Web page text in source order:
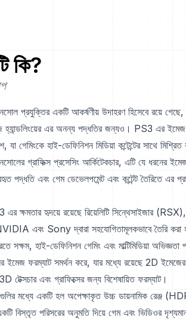
কি?
প্রযুক্তির একটি আকর্ষণীয় উদাহরণ হিসেবে রয়ে গেছে,
হ্যান্ডলিংয়ের এর অনন্য পদ্ধতির জন্যও। PS3 এর ইমেজ
গেমিংকে হাই-ডেফিনিশন মিডিয়া কন্টেন্টের সাথে
গ্রাফিক্স প্রসেসিং আর্কিটেকচার, এটি যে ধরনের
পদ্ধতি এবং গেম ডেভেলপমেন্ট এবং কন্টেন্ট তৈরিতে এর
ক্ষমতার হৃদয়ে রয়েছে রিয়েলিটি সিন্থেসাইজার (RSX),
এবং Sony দ্বারা সহযোগিতামূলকভাবে তৈরি
সক্ষম, হাই-ডেফিনিশন গেমিং এবং মাল্টিমিডিয়া
ইমেজ ফরম্যাট সমর্থন করে, যার মধ্যে রয়েছে 2D
এবং গ্রাফিক্সের জন্য বিশেষায়িত ফরম্যাট।
মধ্যে একটি হল অপেক্ষাকৃত উচ্চ ডায়নামিক রেঞ্জ
বিস্তৃত পরিসরের অনুমতি দিয়ে গেম এবং ভিডিওর